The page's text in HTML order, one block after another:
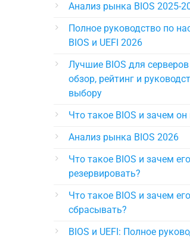
Анализ рынка BIOS 2025-
Полное руководство по
BIOS и UEFI 2026
Лучшие BIOS для
обзор, рейтинг и
выбору
Что такое BIOS и зачем он
Анализ рынка BIOS 2026
Что такое BIOS и зачем его
резервировать?
Что такое BIOS и зачем его
сбрасывать?
BIOS и UEFI: Полное